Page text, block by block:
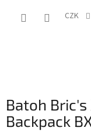
CZK
Batoh
Backpack